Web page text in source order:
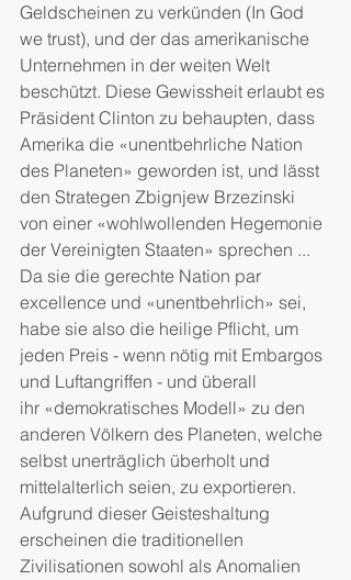
Geldscheinen zu verkünden (In God
we trust), und der das amerikanische
Unternehmen in der weiten Welt
beschützt. Diese Gewissheit erlaubt es
Präsident Clinton zu behaupten, dass
Amerika die «unentbehrliche Nation
des Planeten» geworden ist, und lässt
den Strategen Zbignjew Brzezinski
von einer «wohlwollenden Hegemonie
der Vereinigten Staaten» sprechen ...
Da sie die gerechte Nation par
excellence und «unentbehrlich» sei,
habe sie also die heilige Pflicht, um
jeden Preis - wenn nötig mit Embargos
und Luftangriffen - und überall
ihr «demokratisches Modell» zu den
anderen Völkern des Planeten, welche
selbst unerträglich überholt und
mittelalterlich seien, zu exportieren.
Aufgrund dieser Geisteshaltung
erscheinen die traditionellen
Zivilisationen sowohl als Anomalien